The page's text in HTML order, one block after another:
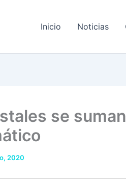
Inicio Noticias
se
2020